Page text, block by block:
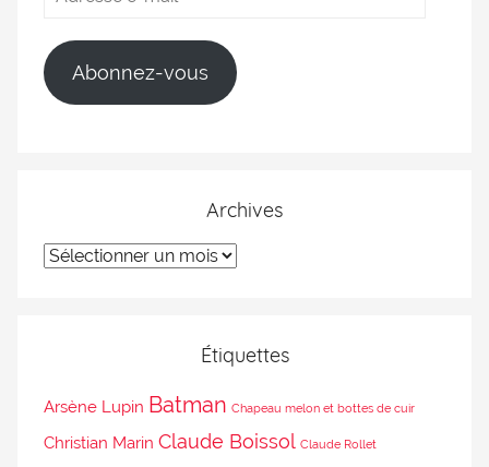
Abonnez-vous
Archives
Étiquettes
Arsène Lupin Batman Chapeau melon et bottes de cuir
Christian Marin Claude Boissol Claude Rollet